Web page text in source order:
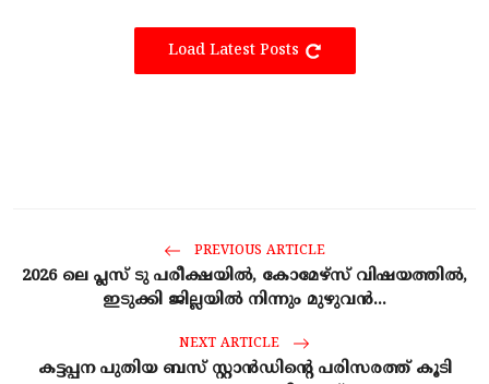
Load Latest Posts
PREVIOUS ARTICLE
2026 ലെ പ്ലസ് ടു പരീക്ഷയിൽ, കോമേഴ്‌സ് വിഷയത്തിൽ,
ഇടുക്കി ജില്ലയിൽ നിന്നും മുഴുവൻ...
NEXT ARTICLE
കട്ടപ്പന പുതിയ ബസ് സ്റ്റാൻഡിന്റെ പരിസരത്ത് കൂടി